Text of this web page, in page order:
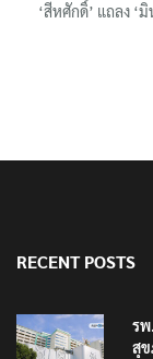
‘สีหศักดิ์’ แถลง ‘
RECENT POSTS
ร
สุข